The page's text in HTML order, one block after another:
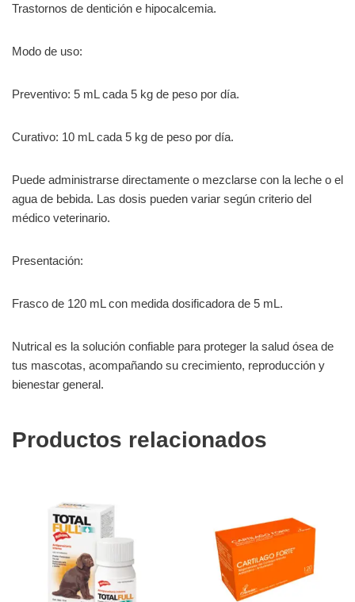
Trastornos de dentición e hipocalcemia.
Modo de uso:
Preventivo: 5 mL cada 5 kg de peso por día.
Curativo: 10 mL cada 5 kg de peso por día.
Puede administrarse directamente o mezclarse con la leche o el
agua de bebida. Las dosis pueden variar según criterio del
médico veterinario.
Presentación:
Frasco de 120 mL con medida dosificadora de 5 mL.
Nutrical es la solución confiable para proteger la salud ósea de
tus mascotas, acompañando su crecimiento, reproducción y
bienestar general.
Productos relacionados